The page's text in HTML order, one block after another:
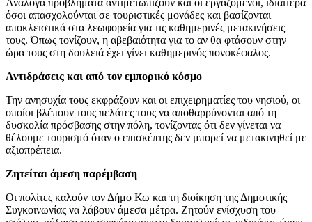
όσοι απασχολούνται σε τουριστικές μονάδες και βασίζονται
αποκλειστικά στα λεωφορεία για τις καθημερινές μετακινήσεις
τους. Όπως τονίζουν, η αβεβαιότητα για το αν θα φτάσουν στην
ώρα τους στη δουλειά έχει γίνει καθημερινός πονοκέφαλος.
Αντιδράσεις και από τον εμπορικό κόσμο
Την ανησυχία τους εκφράζουν και οι επιχειρηματίες του νησιού, οι
οποίοι βλέπουν τους πελάτες τους να αποθαρρύνονται από τη
δυσκολία πρόσβασης στην πόλη, τονίζοντας ότι δεν γίνεται να
θέλουμε τουρισμό όταν ο επισκέπτης δεν μπορεί να μετακινηθεί με
αξιοπρέπεια.
Ζητείται άμεση παρέμβαση
Οι πολίτες καλούν τον Δήμο Κω και τη διοίκηση της Δημοτικής
Συγκοινωνίας να λάβουν άμεσα μέτρα. Ζητούν ενίσχυση του